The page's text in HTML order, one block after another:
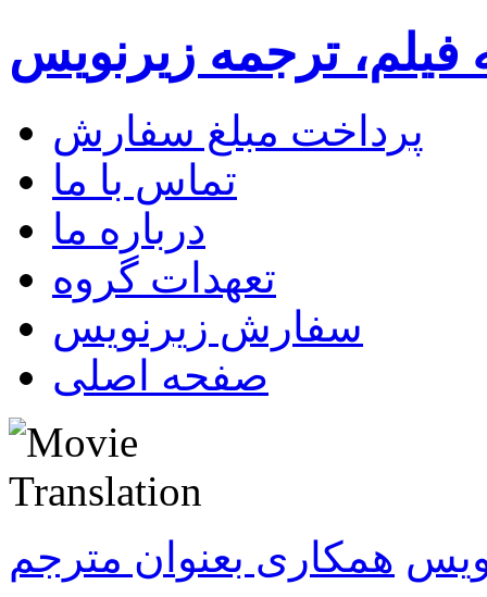
فیلم، ترجمه زیرنویس
پرداخت مبلغ سفارش
تماس با ما
درباره ما
تعهدات گروه
سفارش زیرنویس
صفحه اصلی
همکاری بعنوان مترجم